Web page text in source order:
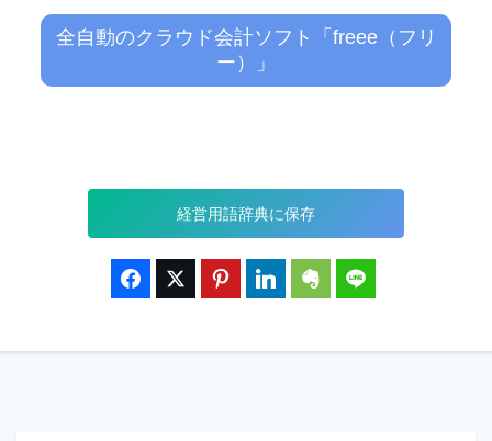
全自動のクラウド会計ソフト「freee（フリ
ー）」
経営用語辞典に保存